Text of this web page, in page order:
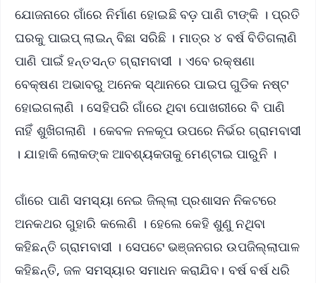
ଯୋଜନାରେ ଗାଁରେ ନିର୍ମାଣ ହୋଇଛି ବଡ଼ ପାଣି ଟାଙ୍କି । ପ୍ରତି
ଘରକୁ ପାଇପ୍ ଲାଇନ୍ ବିଛା ସରିଛି । ମାତ୍ର ୪ ବର୍ଷ ବିତିଗଲାଣି
ପାଣି ପାଇଁ ହନ୍ତସନ୍ତ ଗ୍ରାମବାସୀ । ଏବେ ରକ୍ଷଣା
ବେକ୍ଷଣ ଅଭାବରୁ ଅନେକ ସ୍ଥାନରେ ପାଇପ ଗୁଡିକ ନଷ୍ଟ
ହୋଇଗଲାଣି । ସେହିପରି ଗାଁରେ ଥିବା ପୋଖରୀରେ ବି ପାଣି
ନାହିଁ ଶୁଖିଗଲାଣି । କେବଳ ନଳକୂପ ଉପରେ ନିର୍ଭର ଗ୍ରାମବାସୀ
। ଯାହାକି ଲୋକଙ୍କ ଆବଶ୍ୟକତାକୁ ମେଣ୍ଟାଇ ପାରୁନି ।
ଗାଁରେ ପାଣି ସମସ୍ୟା ନେଇ ଜିଲ୍ଲା ପ୍ରଶାସନ ନିକଟରେ
ଅନକଥର ଗୁହାରି କଲେଣି । ହେଲେ କେହି ଶୁଣୁ ନଥିବା
କହିଛନ୍ତି ଗ୍ରାମବାସୀ । ସେପଟେ ଭଞ୍ଜନଗର ଉପଜିଲ୍ଲାପାଳ
କହିଛନ୍ତି, ଜଳ ସମସ୍ୟାର ସମାଧନ କରାଯିବ। ବର୍ଷ ବର୍ଷ ଧରି